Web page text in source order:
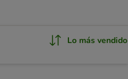
Lo más vendido